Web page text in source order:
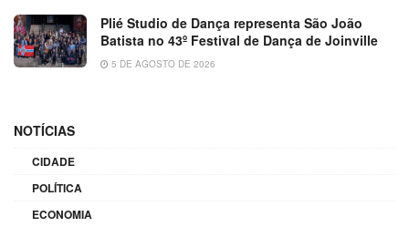
Plié Studio de Dança representa São João
Batista no 43º Festival de Dança de Joinville
5 DE AGOSTO DE 2026
NOTÍCIAS
CIDADE
POLÍTICA
ECONOMIA